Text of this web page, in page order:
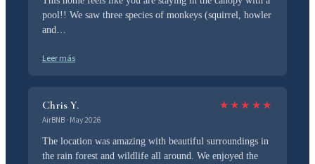
pool!! We saw three species of monkeys (squirrel, howler
and…
Leer más
Chris Y. ★ ★ ★ ★ ★
AirBNB · May 2026
The location was amazing with beautiful surroundings in
the rain forest and wildlife all around. We enjoyed the